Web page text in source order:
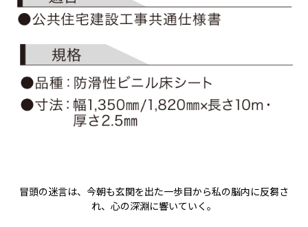
冒頭の迷言は、今朝も玄関を出た一歩目から私の脳内に反芻さ
れ、心の深淵に響いていく。